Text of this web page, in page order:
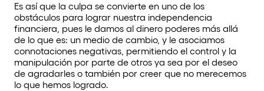
Es así que la culpa se convierte en uno de los
obstáculos para lograr nuestra independencia
financiera, pues le damos al dinero poderes más allá
de lo que es: un medio de cambio, y le asociamos
connotaciones negativas, permitiendo el control y la
manipulación por parte de otros ya sea por el deseo
de agradarles o también por creer que no merecemos
lo que hemos logrado.